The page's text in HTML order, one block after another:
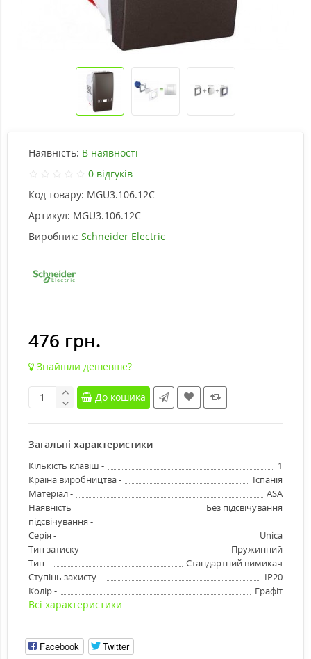
Наявність: В наявності
0 відгуків
Код товару: MGU3.106.12C
Артикул: MGU3.106.12C
Виробник: Schneider Electric
476 грн.
Знайшли дешевше?
До кошика
Загальні характеристики
Кількість клавіш -
1
Країна виробництва -
Іспанія
Матеріал -
ASA
Наявність
підсвічування -
Без підсвічування
Серія -
Unica
Тип затиску -
Пружинний
Тип -
Стандартний вимикач
Ступінь захисту -
IP20
Колір -
Графіт
Всі характеристики
Facebook Twitter